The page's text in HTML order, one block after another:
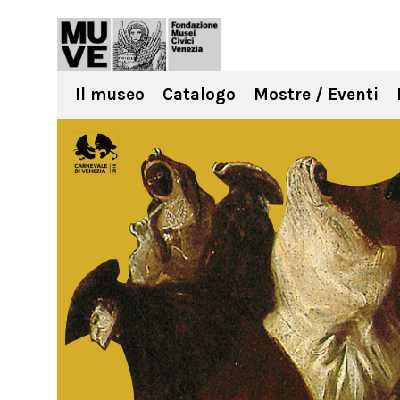
Il museo Catalogo Mostre / Eventi